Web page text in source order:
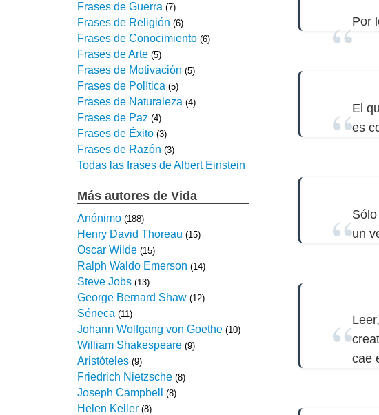
Por
El
es
un
cae
Frases de Guerra (7)
Frases de Religión (6)
Frases de Conocimiento (6)
Frases de Arte (5)
Frases de Motivación (5)
Frases de Política (5)
Frases de Naturaleza (4)
Frases de Paz (4)
Frases de Éxito (3)
Frases de Razón (3)
Todas las frases de Albert Einstein
Más autores de Vida
Anónimo (188)
Henry David Thoreau (15)
Oscar Wilde (15)
Ralph Waldo Emerson (14)
Steve Jobs (13)
George Bernard Shaw (12)
Séneca (11)
Johann Wolfgang von Goethe (10)
William Shakespeare (9)
Aristóteles (9)
Friedrich Nietzsche (8)
Joseph Campbell (8)
Helen Keller (8)